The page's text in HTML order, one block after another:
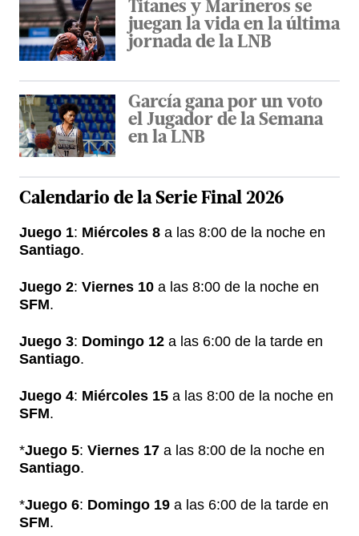
Titanes y Marineros se
juegan la vida en la última
jornada de la LNB
García gana por un voto
el Jugador de la Semana
en la LNB
Calendario de la Serie Final 2026
Juego 1: Miércoles 8 a las 8:00 de la noche en
Santiago.
Juego 2: Viernes 10 a las 8:00 de la noche en
SFM.
Juego 3: Domingo 12 a las 6:00 de la tarde en
Santiago.
Juego 4: Miércoles 15 a las 8:00 de la noche en
SFM.
*Juego 5: Viernes 17 a las 8:00 de la noche en
Santiago.
*Juego 6: Domingo 19 a las 6:00 de la tarde en
SFM.